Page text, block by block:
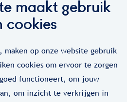
maakt gebruik
cookies
op onze website gebruik
cookies om ervoor te zorgen
functioneert, om jouw
om inzicht te verkrijgen in
droombaan
niet mis!
in en wij houden je
wanneer er een
is!